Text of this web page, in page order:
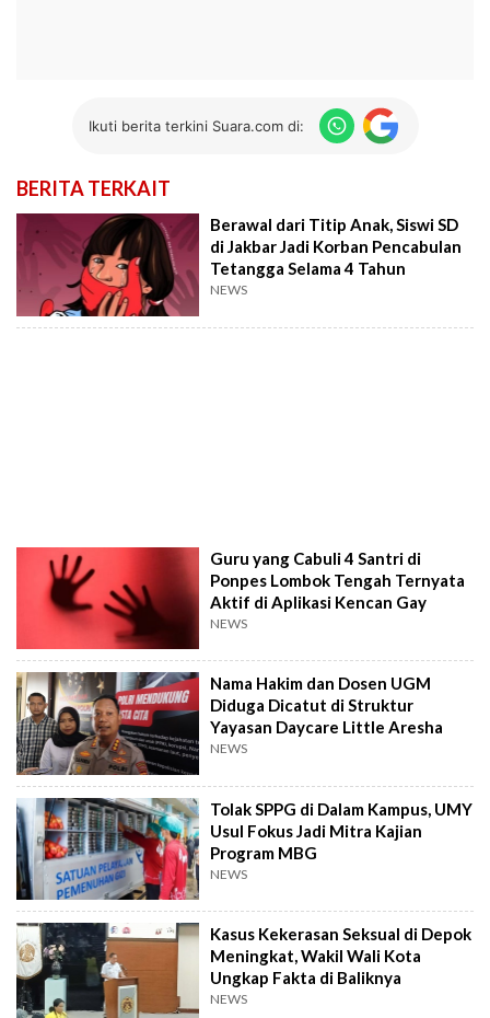
Ikuti berita terkini Suara.com di:
BERITA TERKAIT
Berawal dari Titip Anak, Siswi SD
di Jakbar Jadi Korban Pencabulan
Tetangga Selama 4 Tahun
NEWS
Guru yang Cabuli 4 Santri di
Ponpes Lombok Tengah Ternyata
Aktif di Aplikasi Kencan Gay
NEWS
Nama Hakim dan Dosen UGM
Diduga Dicatut di Struktur
Yayasan Daycare Little Aresha
NEWS
Tolak SPPG di Dalam Kampus, UMY
Usul Fokus Jadi Mitra Kajian
Program MBG
NEWS
Kasus Kekerasan Seksual di Depok
Meningkat, Wakil Wali Kota
Ungkap Fakta di Baliknya
NEWS